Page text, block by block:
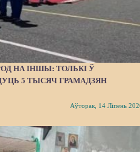
НА ІНШЫ: ТОЛЬКІ Ў
5 ТЫСЯЧ ГРАМАДЗЯН
Аўторак, 14 Ліпень